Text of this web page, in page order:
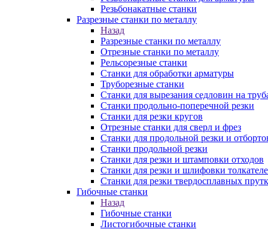
Резьбонакатные станки
Разрезные станки по металлу
Назад
Разрезные станки по металлу
Отрезные станки по металлу
Рельсорезные станки
Станки для обработки арматуры
Труборезные станки
Станки для вырезания седловин на
Станки продольно-поперечной резки
Станки для резки кругов
Отрезные станки для сверл и фрез
Станки для продольной резки и
Станки продольной резки
Станки для резки и штамповки отходов
Станки для резки и шлифовки
Станки для резки твердосплавных
Гибочные станки
Назад
Гибочные станки
Листогибочные станки